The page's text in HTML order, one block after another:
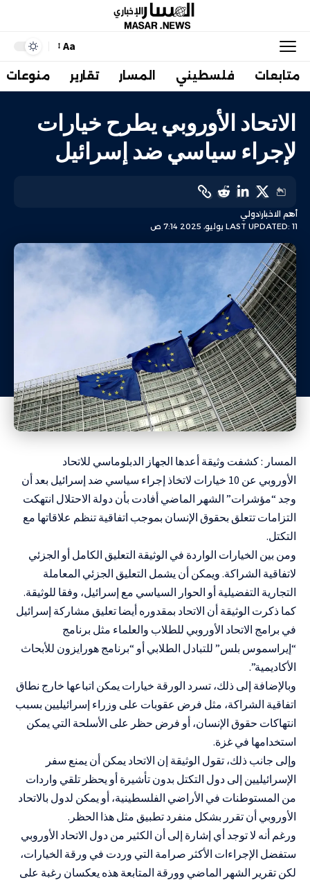
Aa
متابعات فلسطيني المسار تقارير منوعات
الاتحاد الأوروبي يطرح خيارات
لإجراء سياسي ضد إسرائيل
LAST UPDATED: 11 يوليو، 2025 7:14 ص
أهم الاخباردولي
المسار : كشفت وثيقة أعدها الجهاز الدبلوماسي للاتحاد
الأوروبي عن 10 خيارات لاتخاذ إجراء سياسي ضد إسرائيل بعد أن
وجد “مؤشرات” الشهر الماضي أفادت بأن دولة الاحتلال انتهكت
التزامات تتعلق بحقوق الإنسان بموجب اتفاقية تنظم علاقاتها مع
التكتل.
ومن بين الخيارات الواردة في الوثيقة التعليق الكامل أو الجزئي
لاتفاقية الشراكة. ويمكن أن يشمل التعليق الجزئي المعاملة
التجارية التفضيلية أو الحوار السياسي مع إسرائيل، وفقا للوثيقة.
كما ذكرت الوثيقة أن الاتحاد بمقدوره أيضا تعليق مشاركة إسرائيل
في برامج الاتحاد الأوروبي للطلاب والعلماء مثل برنامج
“إيراسموس بلس” للتبادل الطلابي أو “برنامج هورايزون للأبحاث
الأكاديمية”.
وبالإضافة إلى ذلك، تسرد الورقة خيارات يمكن اتباعها خارج نطاق
اتفاقية الشراكة، مثل فرض عقوبات على وزراء إسرائيليين بسبب
انتهاكات حقوق الإنسان، أو فرض حظر على الأسلحة التي يمكن
استخدامها في غزة.
وإلى جانب ذلك، تقول الوثيقة إن الاتحاد يمكن أن يمنع سفر
الإسرائيليين إلى دول التكتل بدون تأشيرة أو يحظر تلقي واردات
من المستوطنات في الأراضي الفلسطينية، أو يمكن لدول بالاتحاد
الأوروبي أن تقرر بشكل منفرد تطبيق مثل هذا الحظر.
ورغم أنه لا توجد أي إشارة إلى أن الكثير من دول الاتحاد الأوروبي
ستفضل الإجراءات الأكثر صرامة التي وردت في ورقة الخيارات،
لكن تقرير الشهر الماضي وورقة المتابعة هذه يعكسان رغبة على